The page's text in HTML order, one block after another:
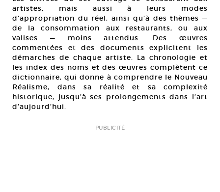
artistes, mais aussi à leurs modes
d’appropriation du réel, ainsi qu’à des thèmes —
de la consommation aux restaurants, ou aux
valises — moins attendus. Des œuvres
commentées et des documents explicitent les
démarches de chaque artiste. La chronologie et
les index des noms et des œuvres complètent ce
dictionnaire, qui donne à comprendre le Nouveau
Réalisme, dans sa réalité et sa complexité
historique, jusqu’à ses prolongements dans l’art
d’aujourd’hui.
PUBLICITÉ